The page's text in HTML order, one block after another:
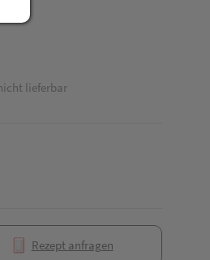
lieferbar
Rezept anfragen